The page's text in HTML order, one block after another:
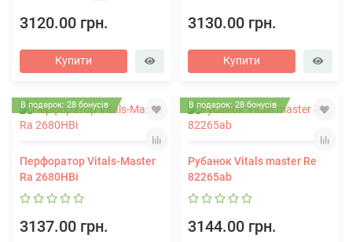
3120.00 грн.
Купити
3130.00 грн.
Купити
В подарок: 28 бонусів
Перфоратор Vitals-Master
Ra 2680HBi
3137.00 грн.
В подарок: 28 бонусів
Рубанок Vitals master Re
82265ab
3144.00 грн.